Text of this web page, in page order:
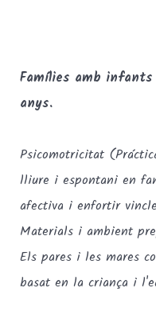
Famílies amb
anys.
Psicomotricitat
lliure i espontani en
afectiva i enfortir
Materials i ambient
Els pares i les mares
basat en la criança i